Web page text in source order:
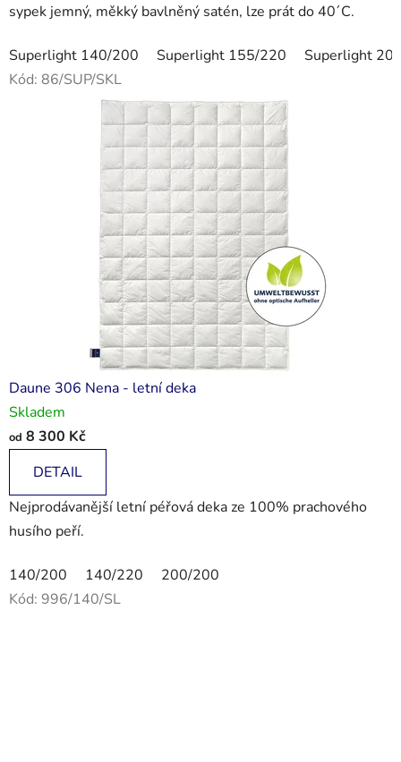
sypek jemný, měkký bavlněný satén, lze prát do 40´C.
Superlight 140/200 Superlight 155/220
Superlight
Kód: 86/SUP/SKL
Daune 306 Nena - letní deka
Skladem
od 8 300 Kč
DETAIL
Nejprodávanější letní péřová deka ze 100% prachového
husího peří.
140/200 140/220
200/200
Kód: 996/140/SL